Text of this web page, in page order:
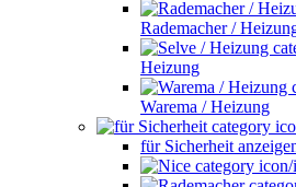
Rademacher /
Heizung
Warema / Heizung
für Sicherheit